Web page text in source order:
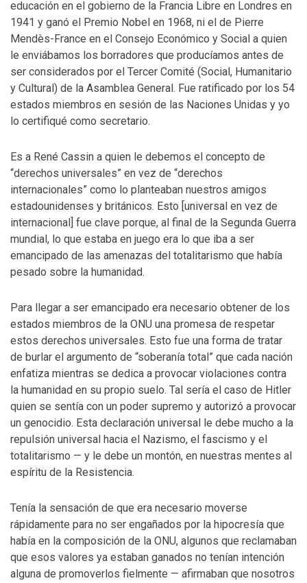
educación en el gobierno de la Francia Libre en Londres en
1941 y ganó el Premio Nobel en 1968, ni el de Pierre
Mendès-France en el Consejo Económico y Social a quien
le enviábamos los borradores que producíamos antes de
ser considerados por el Tercer Comité (Social, Humanitario
y Cultural) de la Asamblea General. Fue ratificado por los 54
estados miembros en sesión de las Naciones Unidas y yo
lo certifiqué como secretario.
Es a René Cassin a quien le debemos el concepto de
“derechos universales” en vez de “derechos
internacionales” como lo planteaban nuestros amigos
estadounidenses y británicos. Esto [universal en vez de
internacional] fue clave porque, al final de la Segunda Guerra
mundial, lo que estaba en juego era lo que iba a ser
emancipado de las amenazas del totalitarismo que había
pesado sobre la humanidad.
Para llegar a ser emancipado era necesario obtener de los
estados miembros de la ONU una promesa de respetar
estos derechos universales. Esto fue una forma de tratar
de burlar el argumento de “soberanía total” que cada nación
enfatiza mientras se dedica a provocar violaciones contra
la humanidad en su propio suelo. Tal sería el caso de Hitler
quien se sentía con un poder supremo y autorizó a provocar
un genocidio. Esta declaración universal le debe mucho a la
repulsión universal hacia el Nazismo, el fascismo y el
totalitarismo — y le debe un montón, en nuestras mentes al
espíritu de la Resistencia.
Tenía la sensación de que era necesario moverse
rápidamente para no ser engañados por la hipocresía que
había en la composición de la ONU, algunos que reclamaban
que esos valores ya estaban ganados no tenían intención
alguna de promoverlos fielmente — afirmaban que nosotros